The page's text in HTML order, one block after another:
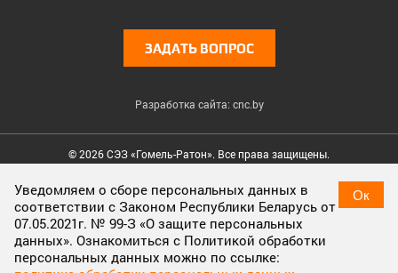
Уведомляем о сборе персональных данных в
соответствии с Законом Республики Беларусь от
07.05.2021г. № 99-З «О защите персональных
данных». Ознакомиться с Политикой обработки
персональных данных можно по ссылке:
Ок
ЗАДАТЬ ВОПРОС
Разработка сайта: cnc.by
© 2026 СЭЗ «Гомель-Ратон». Все права защищены.
Cookies & Privacy
Cookies enable you to use shopping carts and to personalize
your experience on our sites, tell us which parts of our websites
people have visited, help us measure the effectiveness of ads
and web searches, and give us insights into user behavior so we